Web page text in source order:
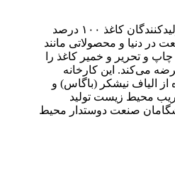
دیبای شوشتر یکی از معدود تولیدکنندگان کاغذ ۱۰۰ درصد
در دنیا و محصولاتی مانند
و تحریر و خمیر کاغذ را
می‌کند. این کارخانه
از الیاف نیشکر (باگاس) و
محیط زیست تولید
صنعت دوستدار محیط